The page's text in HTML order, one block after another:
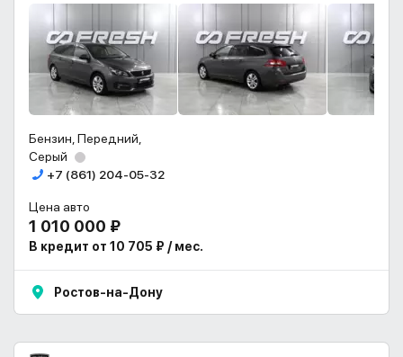
Бензин, Передний,
Серый
+7 (861) 204-05-32
Цена авто
1 010 000 ₽
В кредит от 10 705 ₽ / мес.
Ростов-на-Дону